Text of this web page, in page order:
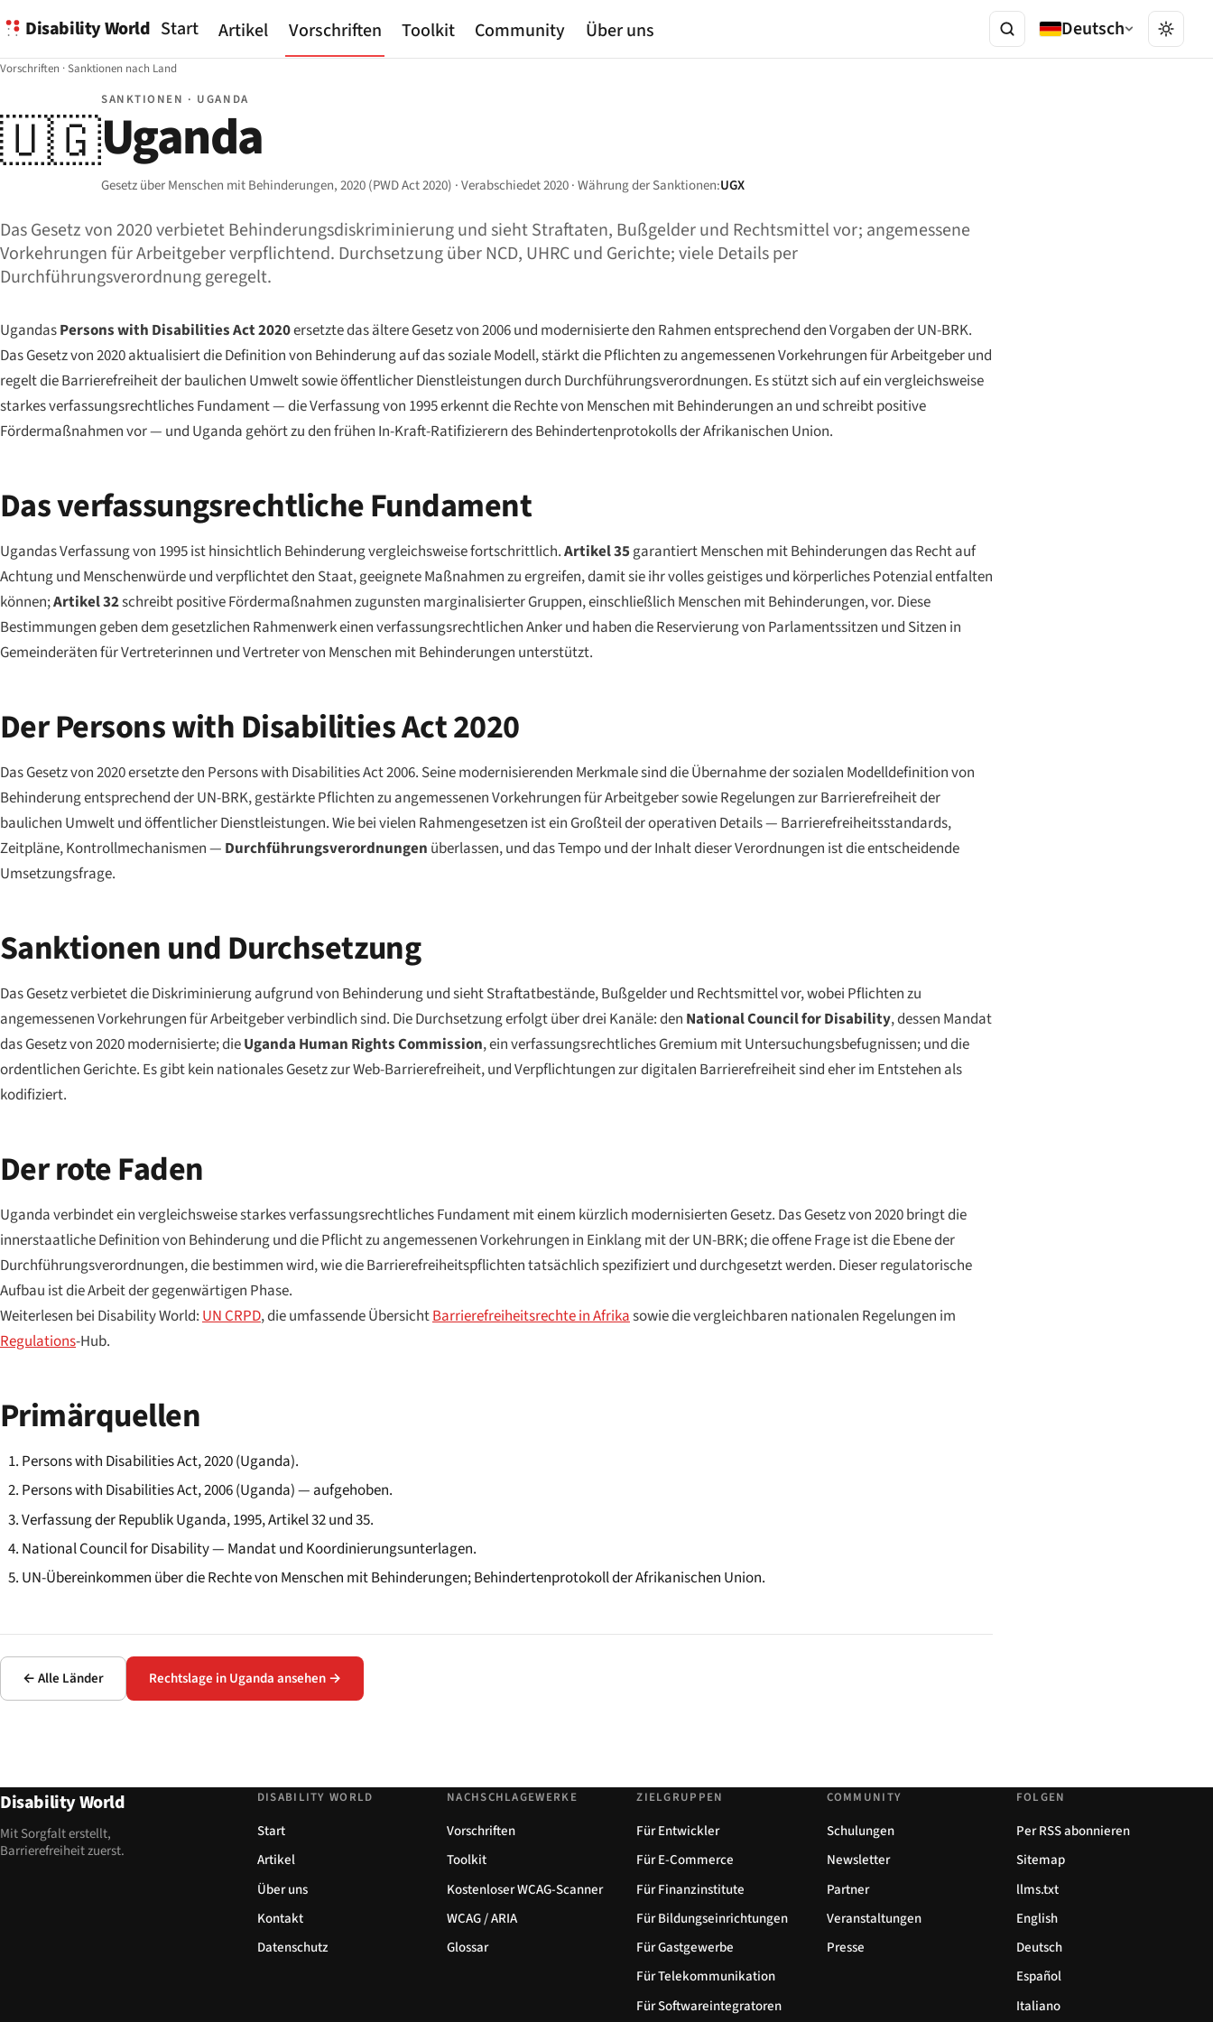
Disability World Start Artikel Vorschriften Toolkit Community Über uns Deutsch
Vorschriften ·Sanktionen nach Land
🇺🇬
SANKTIONEN · UGANDA
Uganda
Gesetz über Menschen mit Behinderungen, 2020 (PWD Act 2020) · Verabschiedet 2020 · Währung der Sanktionen:UGX
Das Gesetz von 2020 verbietet Behinderungsdiskriminierung und sieht Straftaten, Bußgelder und Rechtsmittel vor; angemessene
Vorkehrungen für Arbeitgeber verpflichtend. Durchsetzung über NCD, UHRC und Gerichte; viele Details per
Durchführungsverordnung geregelt.
UgandasPersons with Disabilities Act 2020ersetzte das ältere Gesetz von 2006 und modernisierte den Rahmen entsprechend den Vorgaben der UN-BRK.
Das Gesetz von 2020 aktualisiert die Definition von Behinderung auf das soziale Modell, stärkt die Pflichten zu angemessenen Vorkehrungen für Arbeitgeber und
regelt die Barrierefreiheit der baulichen Umwelt sowie öffentlicher Dienstleistungen durch Durchführungsverordnungen. Es stützt sich auf ein vergleichsweise
starkes verfassungsrechtliches Fundament — die Verfassung von 1995 erkennt die Rechte von Menschen mit Behinderungen an und schreibt positive
Fördermaßnahmen vor — und Uganda gehört zu den frühen In-Kraft-Ratifizierern des Behindertenprotokolls der Afrikanischen Union.
Das verfassungsrechtliche Fundament
Ugandas Verfassung von 1995 ist hinsichtlich Behinderung vergleichsweise fortschrittlich.Artikel 35garantiert Menschen mit Behinderungen das Recht auf
Achtung und Menschenwürde und verpflichtet den Staat, geeignete Maßnahmen zu ergreifen, damit sie ihr volles geistiges und körperliches Potenzial entfalten
können;Artikel 32schreibt positive Fördermaßnahmen zugunsten marginalisierter Gruppen, einschließlich Menschen mit Behinderungen, vor. Diese
Bestimmungen geben dem gesetzlichen Rahmenwerk einen verfassungsrechtlichen Anker und haben die Reservierung von Parlamentssitzen und Sitzen in
Gemeinderäten für Vertreterinnen und Vertreter von Menschen mit Behinderungen unterstützt.
Der Persons with Disabilities Act 2020
Das Gesetz von 2020 ersetzte den Persons with Disabilities Act 2006. Seine modernisierenden Merkmale sind die Übernahme der sozialen Modelldefinition von
Behinderung entsprechend der UN-BRK, gestärkte Pflichten zu angemessenen Vorkehrungen für Arbeitgeber sowie Regelungen zur Barrierefreiheit der
baulichen Umwelt und öffentlicher Dienstleistungen. Wie bei vielen Rahmengesetzen ist ein Großteil der operativen Details — Barrierefreiheitsstandards,
Zeitpläne, Kontrollmechanismen — Durchführungsverordnungen überlassen, und das Tempo und der Inhalt dieser Verordnungen ist die entscheidende
Umsetzungsfrage.
Sanktionen und Durchsetzung
Das Gesetz verbietet die Diskriminierung aufgrund von Behinderung und sieht Straftatbestände, Bußgelder und Rechtsmittel vor, wobei Pflichten zu
angemessenen Vorkehrungen für Arbeitgeber verbindlich sind. Die Durchsetzung erfolgt über drei Kanäle: den National Council for Disability, dessen Mandat
das Gesetz von 2020 modernisierte; dieUganda Human Rights Commission, ein verfassungsrechtliches Gremium mit Untersuchungsbefugnissen; und die
ordentlichen Gerichte. Es gibt kein nationales Gesetz zur Web-Barrierefreiheit, und Verpflichtungen zur digitalen Barrierefreiheit sind eher im Entstehen als
kodifiziert.
Der rote Faden
Uganda verbindet ein vergleichsweise starkes verfassungsrechtliches Fundament mit einem kürzlich modernisierten Gesetz. Das Gesetz von 2020 bringt die
innerstaatliche Definition von Behinderung und die Pflicht zu angemessenen Vorkehrungen in Einklang mit der UN-BRK; die offene Frage ist die Ebene der
Durchführungsverordnungen, die bestimmen wird, wie die Barrierefreiheitspflichten tatsächlich spezifiziert und durchgesetzt werden. Dieser regulatorische
Aufbau ist die Arbeit der gegenwärtigen Phase.
Weiterlesen bei Disability World:UN CRPD, die umfassende ÜbersichtBarrierefreiheitsrechte in Afrikasowie die vergleichbaren nationalen Regelungen im
Regulations-Hub.
Primärquellen
Persons with Disabilities Act, 2020 (Uganda).
Persons with Disabilities Act, 2006 (Uganda) — aufgehoben.
Verfassung der Republik Uganda, 1995, Artikel 32 und 35.
National Council for Disability — Mandat und Koordinierungsunterlagen.
UN-Übereinkommen über die Rechte von Menschen mit Behinderungen; Behindertenprotokoll der Afrikanischen Union.
← Alle Länder Rechtslage in Uganda ansehen →
Disability World
Mit Sorgfalt erstellt,
Barrierefreiheit zuerst.
DISABILITY WORLD
Start
Artikel
Über uns
Kontakt
Datenschutz
NACHSCHLAGEWERKE
Vorschriften
Toolkit
Kostenloser WCAG-Scanner
WCAG / ARIA
Glossar
ZIELGRUPPEN
Für Entwickler
Für E-Commerce
Für Finanzinstitute
Für Bildungseinrichtungen
Für Gastgewerbe
Für Telekommunikation
Für Softwareintegratoren
COMMUNITY
Schulungen
Newsletter
Partner
Veranstaltungen
Presse
FOLGEN
Per RSS abonnieren
Sitemap
llms.txt
English
Deutsch
Español
Italiano